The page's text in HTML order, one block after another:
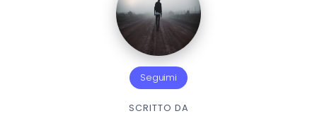
Seguimi
SCRITTO DA